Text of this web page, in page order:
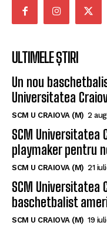
sportului doljean,
suporteri și o
ULTIMELE ȘTIRI
Un nou
Universitatea
SCM U CRAIOVA (M) 2
SCM Universitatea
playmaker pentru
SCM U CRAIOVA (M) 21